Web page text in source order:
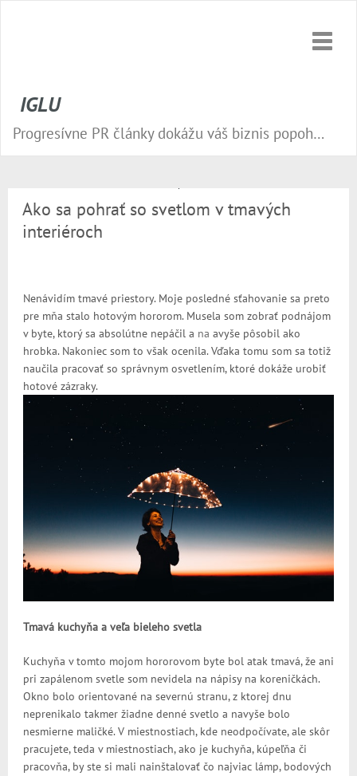
Toggle
IGLU
Progresívne PR články dokážu váš biznis popohnať vesmírnou rýchlosťou vpred. Nepremeškajte tú správnu príležitosť a publikujte na našom webe.
Ako sa pohrať so svetlom v tmavých
interiéroch
Nenávidím tmavé priestory. Moje posledné sťahovanie sa preto
pre mňa stalo hotovým hororom. Musela som zobrať podnájom
v byte, ktorý sa absolútne nepáčil a na avyše pôsobil ako
hrobka. Nakoniec som to však ocenila. Vďaka tomu som sa totiž
naučila pracovať so správnym osvetlením, ktoré dokáže urobiť
hotové zázraky.
Tmavá kuchyňa a veľa bieleho svetla
Kuchyňa v tomto mojom hororovom byte bol atak tmavá, že ani
pri zapálenom svetle som nevidela na nápisy na koreničkách.
Okno bolo orientované na severnú stranu, z ktorej dnu
neprenikalo takmer žiadne denné svetlo a navyše bolo
nesmierne maličké. V miestnostiach, kde neodpočívate, ale skôr
pracujete, teda v miestnostiach, ako je kuchyňa, kúpeľňa či
pracovňa, by ste si mali nainštalovať čo najviac lámp, bodových